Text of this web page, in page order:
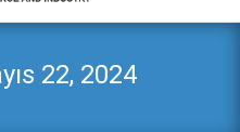
22, 2024